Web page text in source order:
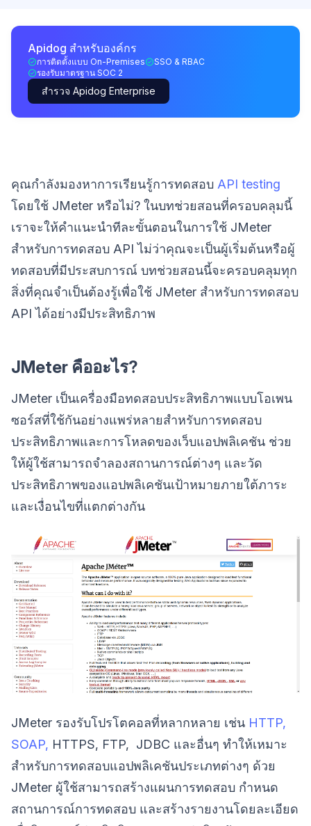
Apidog สำหรับองค์กร
การติดตั้งแบบ On-Premises
SSO & RBAC
รองรับมาตรฐาน SOC 2
สำรวจ Apidog Enterprise
คุณกำลังมองหาการเรียนรู้การทดสอบ API testing
โดยใช้ JMeter หรือไม่? ในบทช่วยสอนที่ครอบคลุมนี้
เราจะให้คำแนะนำทีละขั้นตอนในการใช้ JMeter
สำหรับการทดสอบ API ไม่ว่าคุณจะเป็นผู้เริ่มต้นหรือผู้
ทดสอบที่มีประสบการณ์ บทช่วยสอนนี้จะครอบคลุมทุก
สิ่งที่คุณจำเป็นต้องรู้เพื่อใช้ JMeter สำหรับการทดสอบ
API ได้อย่างมีประสิทธิภาพ
JMeter คืออะไร?
JMeter เป็นเครื่องมือทดสอบประสิทธิภาพแบบโอเพน
ซอร์สที่ใช้กันอย่างแพร่หลายสำหรับการทดสอบ
ประสิทธิภาพและการโหลดของเว็บแอปพลิเคชัน ช่วย
ให้ผู้ใช้สามารถจำลองสถานการณ์ต่างๆ และวัด
ประสิทธิภาพของแอปพลิเคชันเป้าหมายภายใต้ภาระ
และเงื่อนไขที่แตกต่างกัน
JMeter รองรับโปรโตคอลที่หลากหลาย เช่น HTTP,
SOAP, HTTPS, FTP, JDBC และอื่นๆ ทำให้เหมาะ
สำหรับการทดสอบแอปพลิเคชันประเภทต่างๆ ด้วย
JMeter ผู้ใช้สามารถสร้างแผนการทดสอบ กำหนด
สถานการณ์การทดสอบ และสร้างรายงานโดยละเอียด